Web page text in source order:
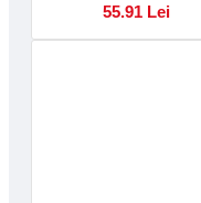
55.91 Lei